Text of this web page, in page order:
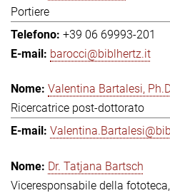
Portiere
+39 06 69993-201
barocci@biblhertz.it
Valentina Bartalesi,
Ricercatrice post-dottorato
Dr. Tatjana Bartsch
Viceresponsabile della